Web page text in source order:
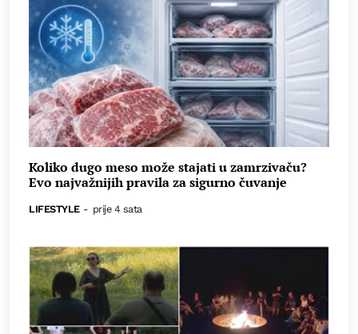
Koliko dugo meso može stajati u zamrzivaču?
Evo najvažnijih pravila za sigurno čuvanje
LIFESTYLE - prije 4 sata